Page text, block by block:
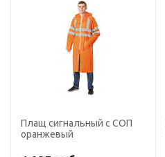
Плащ сигнальный с СОП
оранжевый